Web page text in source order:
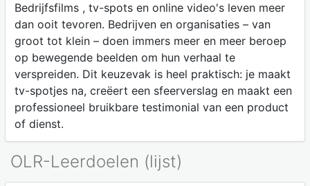
Bedrijfsfilms , tv-spots en online video's leven meer
dan ooit tevoren. Bedrijven en organisaties – van
groot tot klein – doen immers meer en meer beroep
op bewegende beelden om hun verhaal te
verspreiden. Dit keuzevak is heel praktisch: je maakt
tv-spotjes na, creëert een sfeerverslag en maakt een
professioneel bruikbare testimonial van een product
of dienst.
OLR-Leerdoelen (lijst)